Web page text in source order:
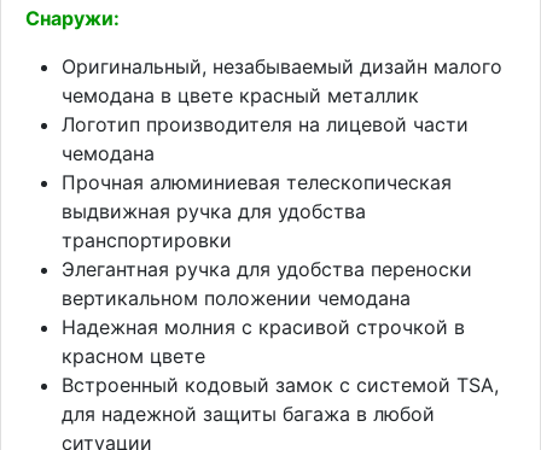
Снаружи:
Оригинальный, незабываемый дизайн малого
чемодана в цвете красный металлик
Логотип производителя на лицевой части
чемодана
Прочная алюминиевая телескопическая
выдвижная ручка для удобства
транспортировки
Элегантная ручка для удобства переноски
вертикальном положении чемодана
Надежная молния с красивой строчкой в
красном цвете
Встроенный кодовый замок с системой TSA,
для надежной защиты багажа в любой
ситуации